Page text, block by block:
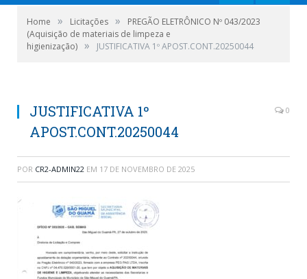
Home » Licitações »
PREGÃO ELETRÔNICO Nº 043/2023
(Aquisição de materiais de limpeza e
higienização) » JUSTIFICATIVA 1º APOST.CONT.20250044
JUSTIFICATIVA 1º
APOST.CONT.20250044
0
POR CR2-ADMIN22 EM 17 DE NOVEMBRO DE 2025